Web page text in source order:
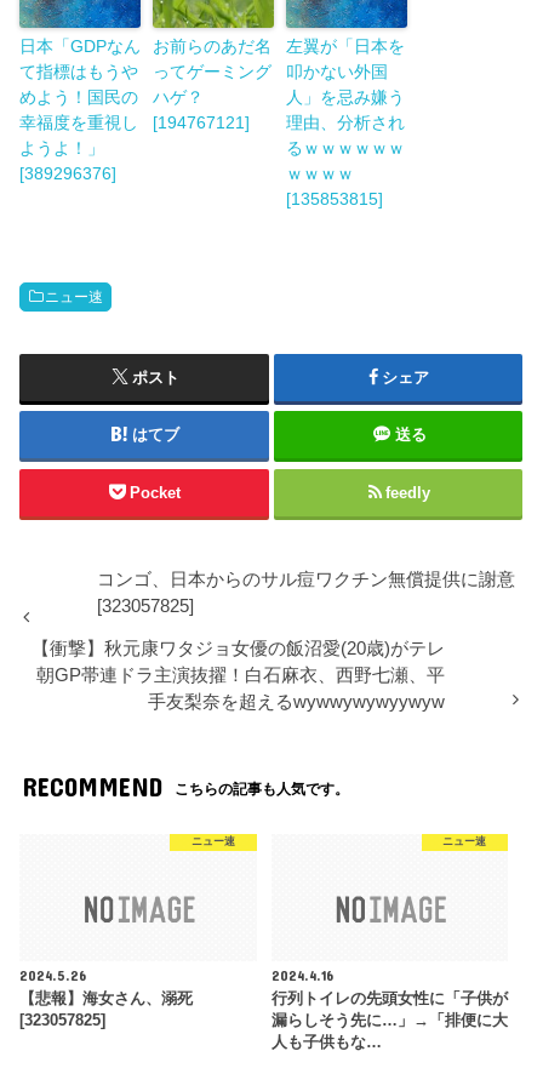
日本「GDPなん
て指標はもうや
めよう！国民の
幸福度を重視し
ようよ！」
[389296376]
お前らのあだ名
ってゲーミング
ハゲ？
[194767121]
左翼が「日本を
叩かない外国
人」を忌み嫌う
理由、分析され
るｗｗｗｗｗｗ
ｗｗｗｗ
[135853815]
ニュー速
ポスト シェア
はてブ 送る
Pocket feedly
コンゴ、日本からのサル痘ワクチン無償提供に謝意
[323057825]
【衝撃】秋元康ワタジョ女優の飯沼愛(20歳)がテレ
朝GP帯連ドラ主演抜擢！白石麻衣、西野七瀬、平
手友梨奈を超えるwywwywywyywyw
RECOMMEND こちらの記事も人気です。
ニュー速
2024.5.26
【悲報】海女さん、溺死
[323057825]
ニュー速
2024.4.16
行列トイレの先頭女性に「子供が
漏らしそう先に…」→「排便に大
人も子供もな…